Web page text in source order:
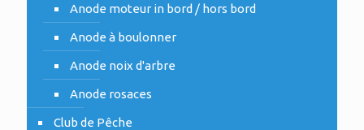
Anode moteur in bord / hors bord
Anode à boulonner
Anode noix d'arbre
Anode rosaces
Club de Pêche